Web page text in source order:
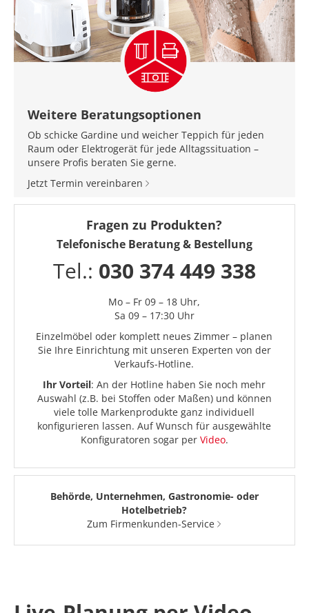
Weitere Beratungsoptionen
Ob schicke Gardine und weicher Teppich für jeden
Raum oder Elektrogerät für jede Alltagssituation –
unsere Profis beraten Sie gerne.
Jetzt Termin vereinbaren
Fragen zu Produkten?
Telefonische Beratung & Bestellung
Tel.: 030 374 449 338
Mo – Fr 09 – 18 Uhr,
Sa 09 – 17:30 Uhr
Einzelmöbel oder komplett neues Zimmer – planen
Sie Ihre Einrichtung mit unseren Experten von der
Verkaufs-Hotline.
Ihr Vorteil: An der Hotline haben Sie noch mehr
Auswahl (z.B. bei Stoffen oder Maßen) und können
viele tolle Markenprodukte ganz individuell
konfigurieren lassen. Auf Wunsch für ausgewählte
Konfiguratoren sogar per Video.
Behörde, Unternehmen, Gastronomie- oder
Hotelbetrieb?
Zum Firmenkunden-Service